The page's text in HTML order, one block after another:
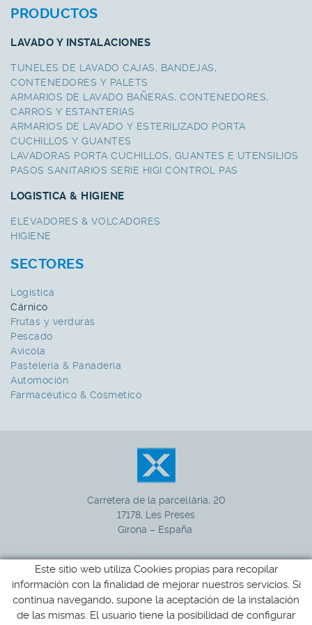
PRODUCTOS
LAVADO Y INSTALACIONES
TUNELES DE LAVADO CAJAS, BANDEJAS,
CONTENEDORES Y PALETS
ARMARIOS DE LAVADO BAÑERAS, CONTENEDORES,
CARROS Y ESTANTERIAS
ARMARIOS DE LAVADO Y ESTERILIZADO PORTA
CUCHILLOS Y GUANTES
LAVADORAS PORTA CUCHILLOS, GUANTES E UTENSILIOS
PASOS SANITARIOS SERIE HIGI CONTROL PAS
LOGISTICA & HIGIENE
ELEVADORES & VOLCADORES
HIGIENE
SECTORES
Logística
Cárnico
Frutas y verduras
Pescado
Avícola
Pasteleria & Panaderia
Automoción
Farmacéutico & Cosmetico
Carretera de la parcel·lària, 20
17178, Les Preses
Girona – España
+34972 265 100
xucla@xucla.es
Este sitio web utiliza Cookies propias para recopilar
información con la finalidad de mejorar nuestros servicios. Si
continua navegando, supone la aceptación de la instalación
de las mismas. El usuario tiene la posibilidad de configurar